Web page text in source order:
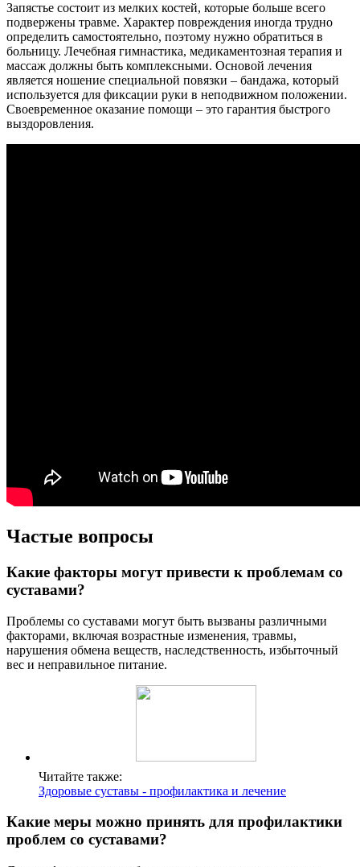
Запястье состоит из мелких костей, которые больше всего
подвержены травме. Характер повреждения иногда трудно
определить самостоятельно, поэтому нужно обратиться в
больницу. Лечебная гимнастика, медикаментозная терапия и
массаж должны быть комплексными. Основой лечения
является ношение специальной повязки – бандажа, который
используется для фиксации руки в неподвижном положении.
Своевременное оказание помощи – это гарантия быстрого
выздоровления.
Частые вопросы
Какие факторы могут привести к проблемам со
суставами?
Проблемы со суставами могут быть вызваны различными
факторами, включая возрастные изменения, травмы,
нарушения обмена веществ, наследственность, избыточный
вес и неправильное питание.
Читайте также:
Здоровые суставы - профилактика и лечение
Какие меры можно принять для профилактики
проблем со суставами?